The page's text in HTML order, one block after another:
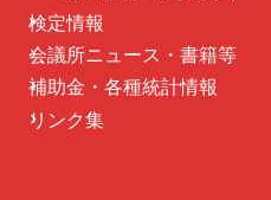
検定情報
会議所ニュース・書籍等
補助金・各種統計情報
リンク集